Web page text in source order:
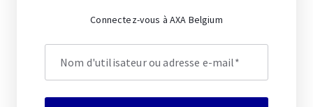
Connectez-vous à AXA Belgium
Nom d'utilisateur ou adresse e-mail*